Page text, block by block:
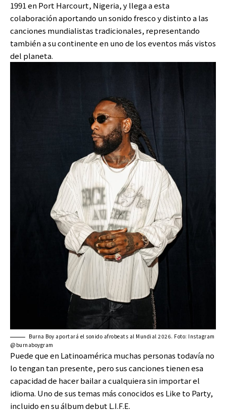
1991 en Port Harcourt, Nigeria, y llega a esta
colaboración aportando un sonido fresco y distinto a las
canciones mundialistas tradicionales, representando
también a su continente en uno de los eventos más vistos
del planeta.
Burna Boy aportará el sonido afrobeats al Mundial 2026. Foto: Instagram
@burnaboygram
Puede que en Latinoamérica muchas personas todavía no
lo tengan tan presente, pero sus canciones tienen esa
capacidad de hacer bailar a cualquiera sin importar el
idioma. Uno de sus temas más conocidos es Like to Party,
incluido en su álbum debut L.I.F.E.